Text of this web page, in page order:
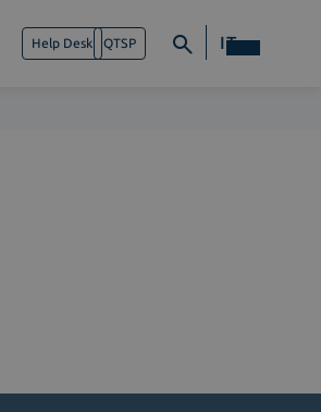
Help Desk QTSP IT